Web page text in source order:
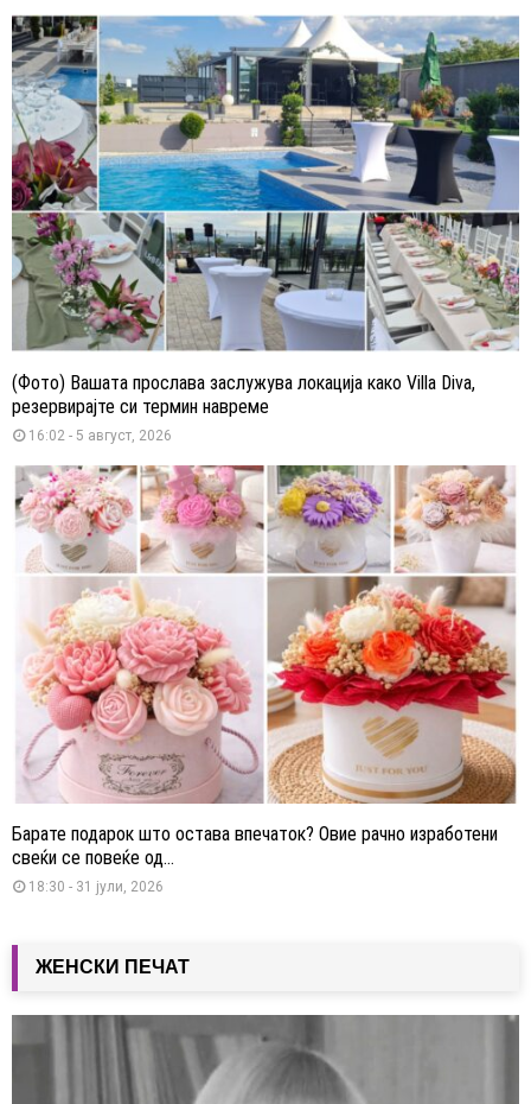
(Фото) Вашата прослава заслужува локација како Villa Diva,
резервирајте си термин навреме
16:02 - 5 август, 2026
Барате подарок што остава впечаток? Овие рачно изработени
свеќи се повеќе од...
18:30 - 31 јули, 2026
ЖЕНСКИ ПЕЧАТ